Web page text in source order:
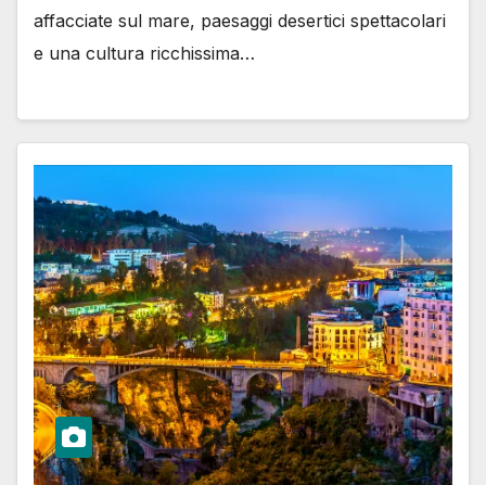
affacciate sul mare, paesaggi desertici spettacolari
e una cultura ricchissima…